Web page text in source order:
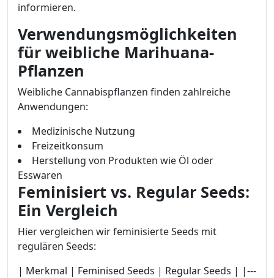
informieren.
Verwendungsmöglichkeiten
für weibliche Marihuana-
Pflanzen
Weibliche Cannabispflanzen finden zahlreiche
Anwendungen:
Medizinische Nutzung
Freizeitkonsum
Herstellung von Produkten wie Öl oder
Esswaren
Feminisiert vs. Regular Seeds:
Ein Vergleich
Hier vergleichen wir feminisierte Seeds mit
regulären Seeds:
| Merkmal | Feminised Seeds | Regular Seeds | |---